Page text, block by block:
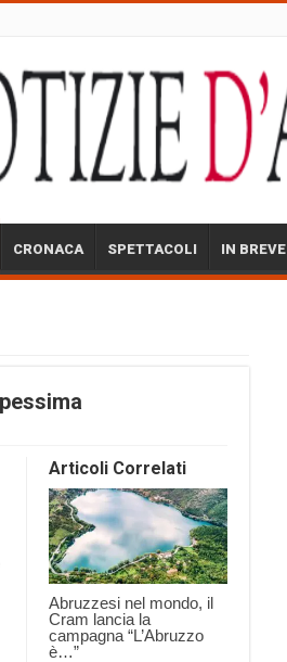
CRONACA SPETTACOLI IN BREVE
Articoli Correlati
Abruzzesi nel mondo, il
Cram lancia la
campagna “L’Abruzzo
è…”